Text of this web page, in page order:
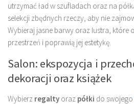
utrzymać ład w szufladach oraz na
selekcji zbędnych rzeczy, aby nie
Wybieraj jasne barwy oraz lustra, które
przestrzeń i poprawią jej estetykę.
Salon: ekspozycja i
dekoracji oraz książek
Wybierz regalty oraz półki do swojego